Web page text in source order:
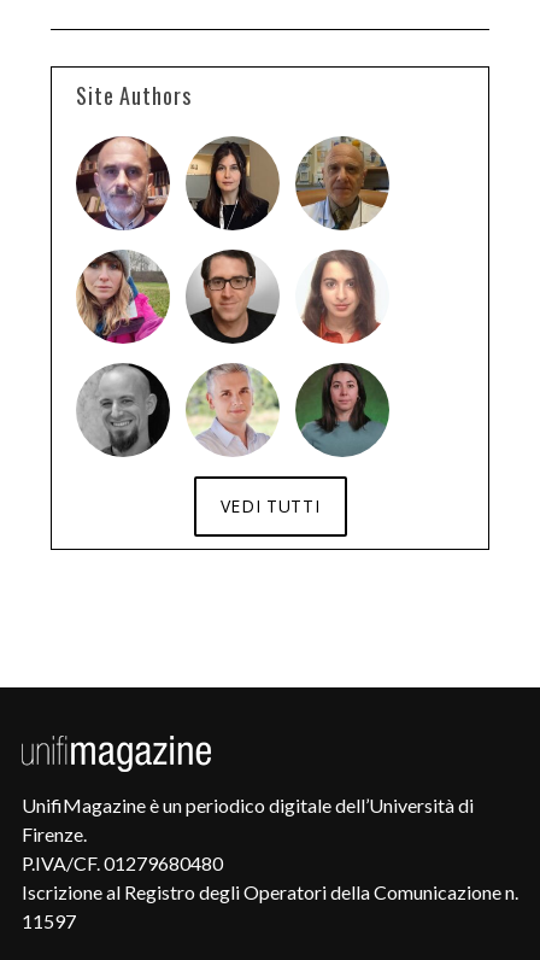
Site Authors
VEDI TUTTI
UnifiMagazine è un periodico digitale dell’Università di
Firenze.
P.IVA/CF. 01279680480
Iscrizione al Registro degli Operatori della Comunicazione n.
11597